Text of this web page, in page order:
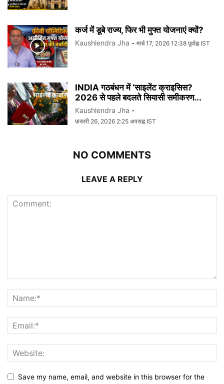
कर्ज में डूबे राज्य, फिर भी मुफ्त योजनाएं क्यों?
Kaushlendra Jha - मार्च 17, 2026 12:38 पूर्वाह्न IST
INDIA गठबंधन में ‘साइलेंट क्राइसिस?
2026 से पहले बदलते सियासी समीकरण...
Kaushlendra Jha -
फ़रवरी 26, 2026 2:25 अपराह्न IST
NO COMMENTS
LEAVE A REPLY
Save my name, email, and website in this browser for the